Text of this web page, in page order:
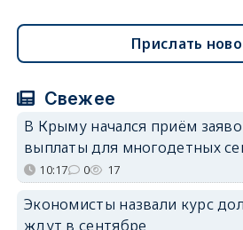
Прислать
Свежее
В Крыму начался приём
выплаты для многодетных
10:17 0 17
Экономисты назвали курс
ждут в сентябре